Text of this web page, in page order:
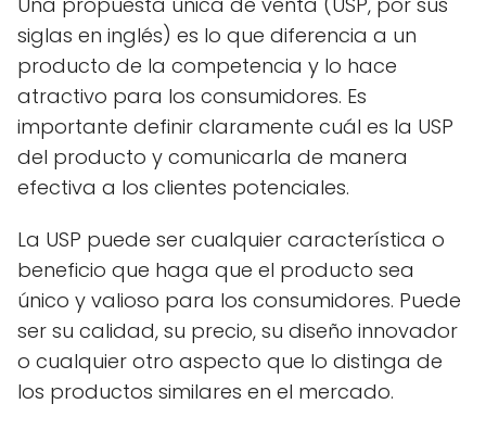
siglas en inglés) es lo que diferencia a un
producto de la competencia y lo hace
atractivo para los consumidores. Es
importante definir claramente cuál es la USP
del producto y comunicarla de manera
efectiva a los clientes potenciales.
La USP puede ser cualquier característica o
beneficio que haga que el producto sea
único y valioso para los consumidores. Puede
ser su calidad, su precio, su diseño innovador
o cualquier otro aspecto que lo distinga de
los productos similares en el mercado.